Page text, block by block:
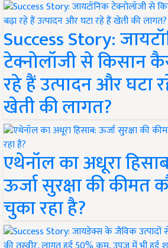
Success Story:
टेक्नोलॉजी से किसान
रहे हैं उत्पादन और घटा
खेती की लागत?
एथेनॉल का अधूरा
ऊर्जा सुरक्षा की कीमत
चुका रहा है?